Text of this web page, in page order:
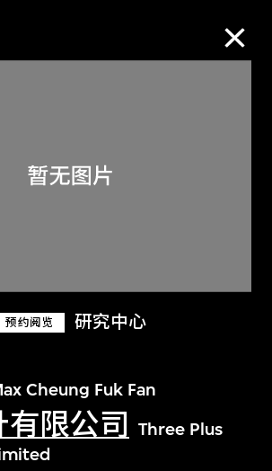
预约阅览 研究中心
Cheung Fuk Fan
限公司
Three Plus
品
的二十及二十一世纪视觉